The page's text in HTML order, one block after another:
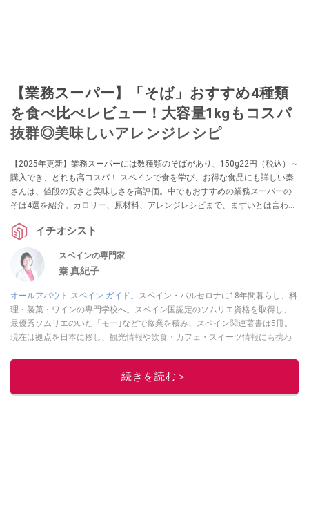
【業務スーパー】「そば」おすすめ4種類
を食べ比べレビュー！大容量1kgもコスパ
抜群◎美味しいアレンジレシピ
【2025年更新】業務スーパーには数種類のそばがあり、150g22円（税込）～
購入でき、どれも高コスパ！ スペインで食を学び、お得な食品にも詳しい秦
さんは、値段の安さと美味しさを高評価。中でもおすすめの業務スーパーの
そば4選を紹介。カロリー、原材料、アレンジレシピまで、まずいとは言わせ
イチオシスト
スペインの専門家
秦 真紀子
オールアバウト スペイン ガイド。 スペイン・バルセロナに18年間暮らし、料
理・製菓・ワインの専門学校へ。スペイン国認定のソムリエ資格を取得し、
最優秀ソムリエのいた「モー｣などで修業を積み、スペイン関連著書は5冊。
現在は拠点を日本に移し、観光情報や飲食・カフェ・スイーツ情報にも携わ
ーツ販売チェーンのおすすめ商品情報も発信。
17州おいしい旅』（‎産業編集センター刊）ほか。
ガイドや、飲食関連の方の視察旅行のコーディネートやガイド、スペインの
続きを読む＞